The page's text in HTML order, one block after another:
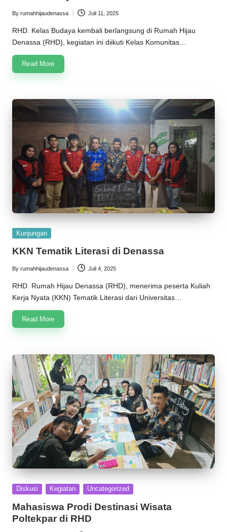
n
a
s
s
a
2
0
2
5
Posted
by
By rumahhijaudenassa Juli 11, 2025
RHD. Kelas Budaya kembali berlangsung di Rumah Hijau
Denassa (RHD), kegiatan ini diikuti Kelas Komunitas…
Read More
Posted
Kunjungan
KKN Tematik Literasi di Denassa
Posted
by
By rumahhijaudenassa Juli 4, 2025
RHD. Rumah Hijau Denassa (RHD), menerima peserta Kuliah
Kerja Nyata (KKN) Tematik Literasi dari Universitas…
Read More
Posted
Diskusi Kegiatan Uncategorized
Mahasiswa Prodi Destinasi Wisata
Poltekpar di RHD